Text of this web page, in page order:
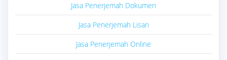
Jasa Penerjemah Dokumen
Jasa Penerjemah Lisan
Jasa Penerjemah Online